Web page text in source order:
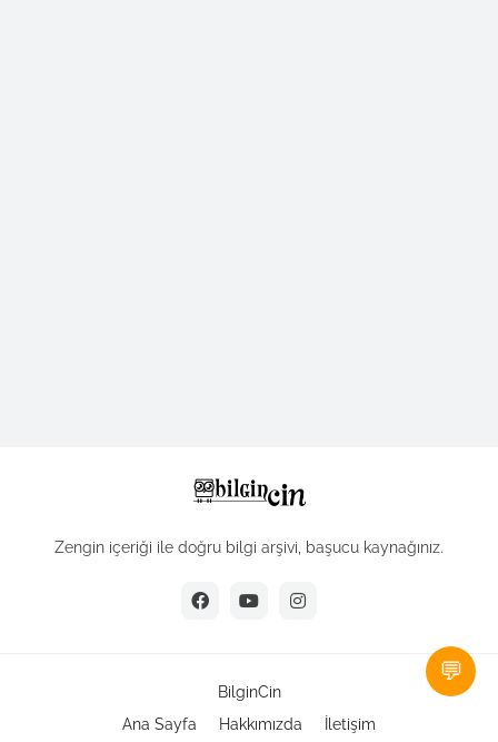
Zengin içeriği ile doğru bilgi arşivi, başucu kaynağınız.
BilginCin
Ana Sayfa
Hakkımızda İletişim
💬